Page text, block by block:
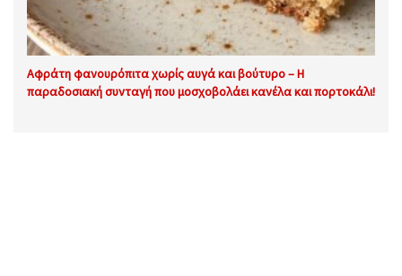
Αφράτη φανουρόπιτα χωρίς αυγά και βούτυρο – Η
παραδοσιακή συνταγή που μοσχοβολάει κανέλα και πορτοκάλι!